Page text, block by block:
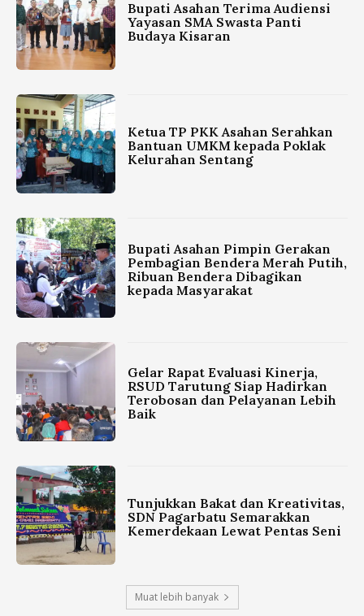
Bupati Asahan Terima Audiensi
Yayasan SMA Swasta Panti
Budaya Kisaran
Ketua TP PKK Asahan Serahkan
Bantuan UMKM kepada Poklak
Kelurahan Sentang
Bupati Asahan Pimpin Gerakan
Pembagian Bendera Merah Putih,
Ribuan Bendera Dibagikan
kepada Masyarakat
Gelar Rapat Evaluasi Kinerja,
RSUD Tarutung Siap Hadirkan
Terobosan dan Pelayanan Lebih
Baik
Tunjukkan Bakat dan Kreativitas,
SDN Pagarbatu Semarakkan
Kemerdekaan Lewat Pentas Seni
Muat lebih banyak